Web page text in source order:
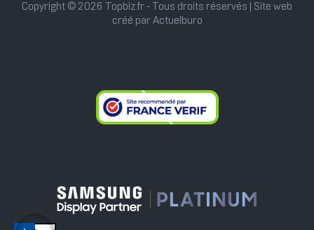
Copyright © 2026 Topbiz.fr - Tous droits réservés | Site web
créé par Actuelburo